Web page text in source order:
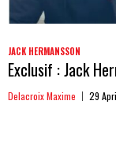
JACK HERMANSSON
Exclusif : Jack
Delacroix Maxime 29